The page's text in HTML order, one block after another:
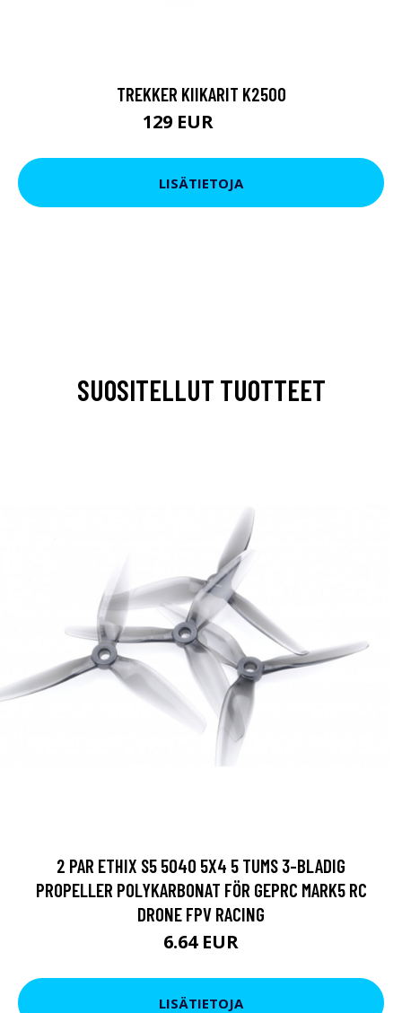
TREKKER KIIKARIT K2500
129 EUR
LISÄTIETOJA
SUOSITELLUT TUOTTEET
2 PAR ETHIX S5 5040 5X4 5 TUMS 3-BLADIG
PROPELLER POLYKARBONAT FÖR GEPRC MARK5 RC
DRONE FPV RACING
6.64 EUR
LISÄTIETOJA